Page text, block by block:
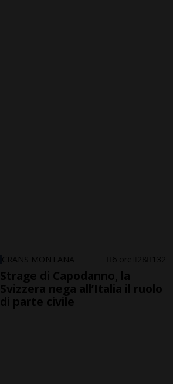
CRANS MONTANA 6 ore 28 132
Strage di Capodanno, la
Svizzera nega all’Italia il ruolo
di parte civile